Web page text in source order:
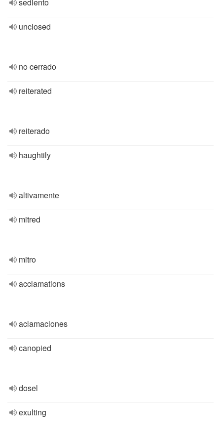
unclosed
no cerrado
reiterated
reiterado
haughtily
altivamente
mitred
mitro
acclamations
aclamaciones
canopied
dosel
exulting